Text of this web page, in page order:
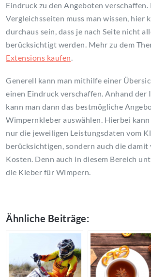
Eindruck zu den Angeboten
Vergleichsseiten muss man wissen, hier
durchaus sein, dass je nach Seite nicht
berücksichtigt werden. Mehr zu dem
Extensions kaufen.
Generell kann man mithilfe einer
einen Eindruck verschaffen. Anhand der
kann man dann das bestmögliche
Wimpernkleber auswählen. Hierbei
nur die jeweiligen Leistungsdaten vom
berücksichtigen, sondern auch die damit
Kosten. Denn auch in diesem Bereich
die Kleber für Wimpern.
Ähnliche Beiträge: